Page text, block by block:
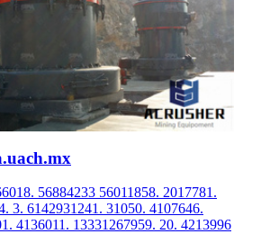
56884233 56011858. 2017781.
3. 6142931241. 31050. 4107646.
4136011. 13331267959. 20. 4213996